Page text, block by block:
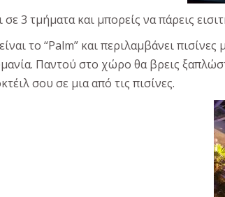
3 τμήματα και μπορείς να πάρεις
το “Palm” και περιλαμβάνει
Παντού στο χώρο θα βρεις
σου σε μια από τις πισίνες.